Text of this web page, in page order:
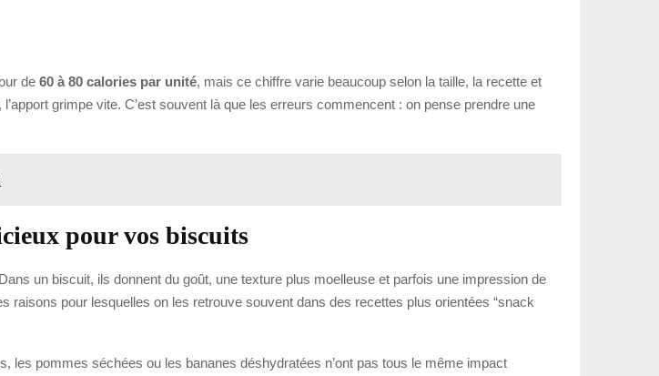
de 60 à 80 calories par unité, mais ce chiffre varie beaucoup selon la taille, la recette et
grimpe vite. C’est souvent là que les erreurs commencent : on pense prendre une
pour vos biscuits
un biscuit, ils donnent du goût, une texture plus moelleuse et parfois une impression de
raisons pour lesquelles on les retrouve souvent dans des recettes plus orientées “snack
pommes séchées ou les bananes déshydratées n’ont pas tous le même impact